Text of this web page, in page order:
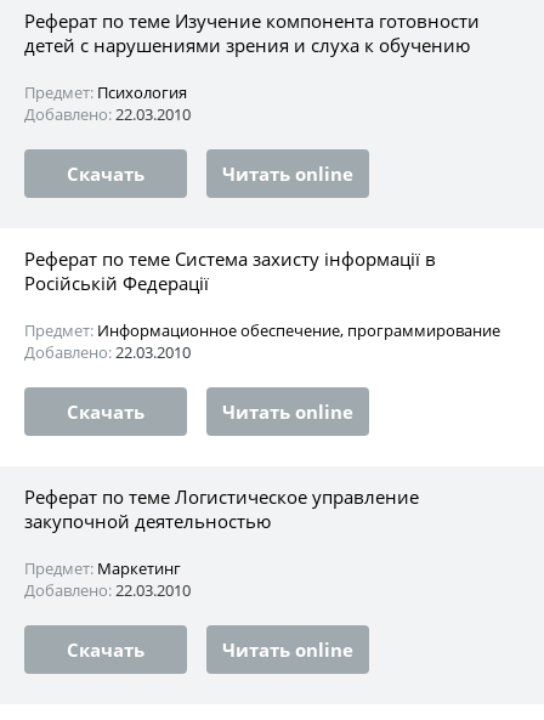
Реферат по теме Изучение компонента готовности
детей с нарушениями зрения и слуха к обучению
Предмет: Психология
Добавлено:22.03.2010
Скачать Читать online
Реферат по теме Система захисту інформації в
Російській Федерації
Предмет: Информационное обеспечение, программирование
Добавлено:22.03.2010
Скачать Читать online
Реферат по теме Логистическое управление
закупочной деятельностью
Предмет: Маркетинг
Добавлено:22.03.2010
Скачать Читать online